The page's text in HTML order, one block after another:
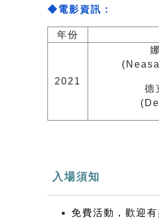
◆電影資訊：
年份
2021
德
入場須知
免費活動，歡迎